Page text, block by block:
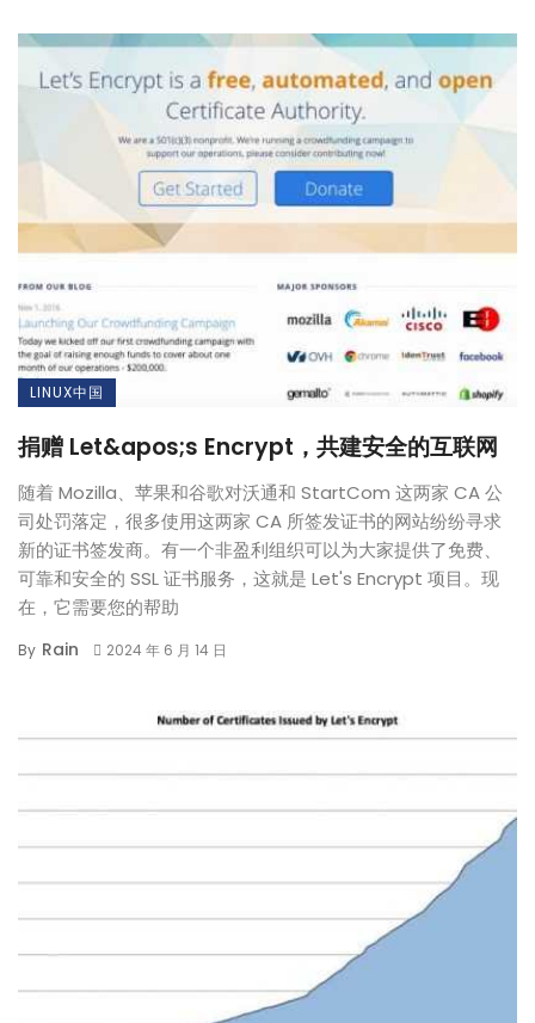
LINUX中国
捐赠 Let&apos;s Encrypt，共建安全的互联网
随着 Mozilla、苹果和谷歌对沃通和 StartCom 这两家 CA 公
司处罚落定，很多使用这两家 CA 所签发证书的网站纷纷寻求
新的证书签发商。有一个非盈利组织可以为大家提供了免费、
可靠和安全的 SSL 证书服务，这就是 Let's Encrypt 项目。现
在，它需要您的帮助
By Rain 2024 年 6 月 14 日